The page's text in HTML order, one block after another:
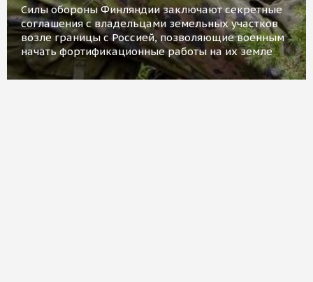
Силы обороны Финляндии заключают секретные
соглашения с владельцами земельных участков
возле границы с Россией, позволяющие военным
начать фортификационные работы на их земле